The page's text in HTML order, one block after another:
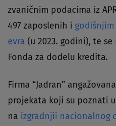
zvaničnim podacima iz
497 zaposlenih i
evra (u 2023. godini), te
Fonda za dodelu kredita.
Firma “Jadran”
projekata koji su poznati
na izgradnjii nacionalnog